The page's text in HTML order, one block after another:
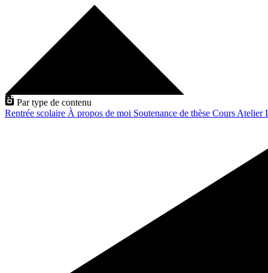
Par type de contenu
Rentrée scolaire À propos de moi Soutenance de thèse Cours Atelier